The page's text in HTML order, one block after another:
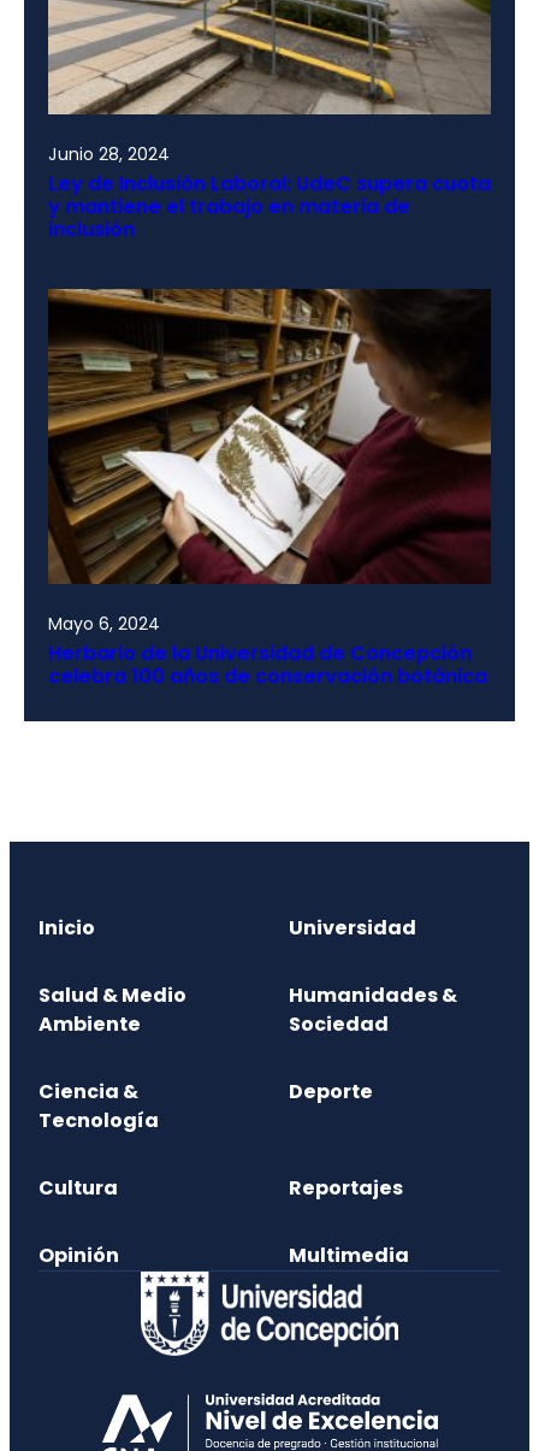
Junio 28, 2024
Ley de Inclusión Laboral: UdeC supera cuota
y mantiene el trabajo en materia de
inclusión
Mayo 6, 2024
Herbario de la Universidad de Concepción
celebra 100 años de conservación botánica
Inicio Universidad
Salud & Medio
Ambiente
Humanidades &
Sociedad
Ciencia &
Tecnología
Deporte
Cultura Reportajes
Opinión Multimedia